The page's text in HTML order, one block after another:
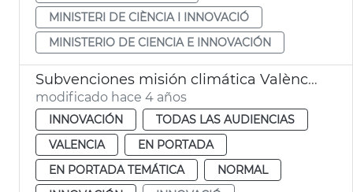
MINISTERI DE CIÈNCIA I INNOVACIÓ
MINISTERIO DE CIENCIA E INNOVACIÓN
Subvenciones misión climática València 2030
modificado hace 4 años
INNOVACIÓN
TODAS LAS AUDIENCIAS
VALENCIA
EN PORTADA
EN PORTADA TEMÁTICA
NORMAL